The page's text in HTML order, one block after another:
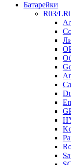
Батарейки
R03/